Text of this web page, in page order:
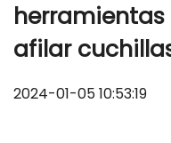
afilar
2024-01-05 10:53:19